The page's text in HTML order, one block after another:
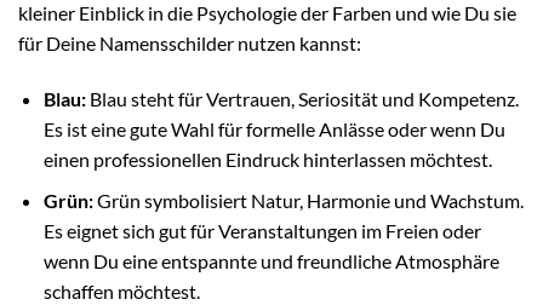
kleiner Einblick in die Psychologie der Farben und wie Du sie
für Deine Namensschilder nutzen kannst:
Blau:Blau steht für Vertrauen, Seriosität und Kompetenz.
Es ist eine gute Wahl für formelle Anlässe oder wenn Du
einen professionellen Eindruck hinterlassen möchtest.
Grün:Grün symbolisiert Natur, Harmonie und Wachstum.
Es eignet sich gut für Veranstaltungen im Freien oder
wenn Du eine entspannte und freundliche Atmosphäre
schaffen möchtest.